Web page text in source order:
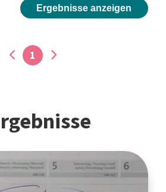
Ergebnisse anzeigen
1